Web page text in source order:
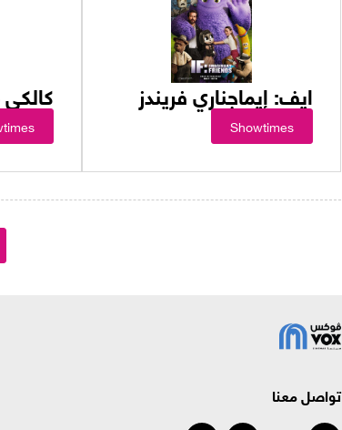
ايف: إيماجناري فريندز
Showtimes
كالكي 2898
تواصل معنا